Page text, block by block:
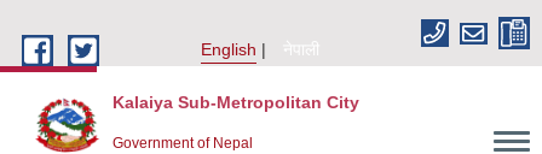
English
नेपाली
Kalaiya Sub-Metropolitan City
Government of Nepal